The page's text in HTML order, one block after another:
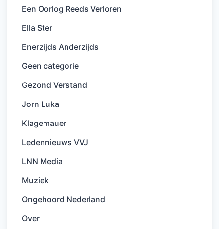
Een Oorlog Reeds Verloren
Ella Ster
Enerzijds Anderzijds
Geen categorie
Gezond Verstand
Jorn Luka
Klagemauer
Ledennieuws VVJ
LNN Media
Muziek
Ongehoord Nederland
Over